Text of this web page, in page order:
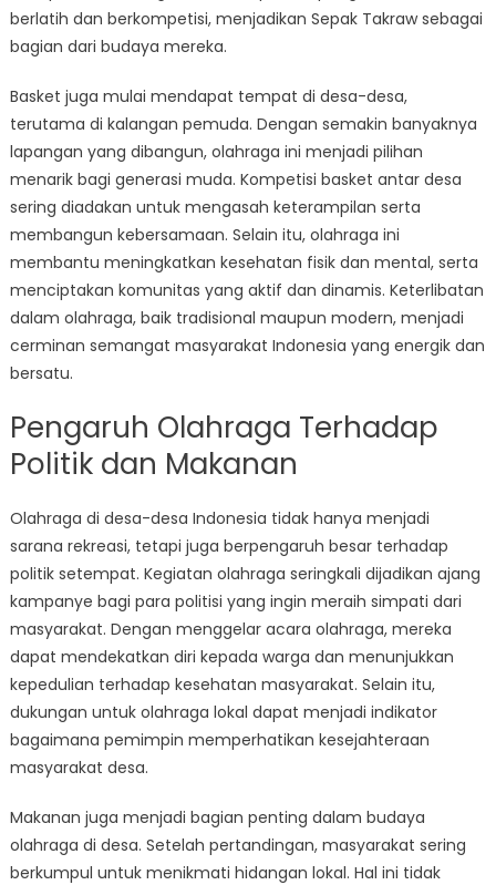
berlatih dan berkompetisi, menjadikan Sepak Takraw sebagai
bagian dari budaya mereka.
Basket juga mulai mendapat tempat di desa-desa,
terutama di kalangan pemuda. Dengan semakin banyaknya
lapangan yang dibangun, olahraga ini menjadi pilihan
menarik bagi generasi muda. Kompetisi basket antar desa
sering diadakan untuk mengasah keterampilan serta
membangun kebersamaan. Selain itu, olahraga ini
membantu meningkatkan kesehatan fisik dan mental, serta
menciptakan komunitas yang aktif dan dinamis. Keterlibatan
dalam olahraga, baik tradisional maupun modern, menjadi
cerminan semangat masyarakat Indonesia yang energik dan
bersatu.
Pengaruh Olahraga Terhadap
Politik dan Makanan
Olahraga di desa-desa Indonesia tidak hanya menjadi
sarana rekreasi, tetapi juga berpengaruh besar terhadap
politik setempat. Kegiatan olahraga seringkali dijadikan ajang
kampanye bagi para politisi yang ingin meraih simpati dari
masyarakat. Dengan menggelar acara olahraga, mereka
dapat mendekatkan diri kepada warga dan menunjukkan
kepedulian terhadap kesehatan masyarakat. Selain itu,
dukungan untuk olahraga lokal dapat menjadi indikator
bagaimana pemimpin memperhatikan kesejahteraan
masyarakat desa.
Makanan juga menjadi bagian penting dalam budaya
olahraga di desa. Setelah pertandingan, masyarakat sering
berkumpul untuk menikmati hidangan lokal. Hal ini tidak